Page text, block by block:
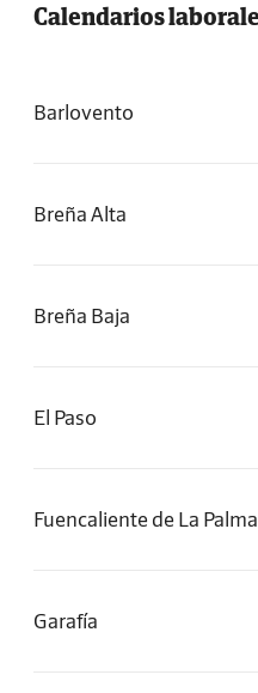
Calendarios
Barlovento
Breña Alta
Breña Baja
El Paso
Fuencaliente de La Palma
Garafía